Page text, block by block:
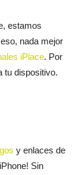
estamos
nada mejor
iPlace. Por
tu dispositivo.
y enlaces de
Sin